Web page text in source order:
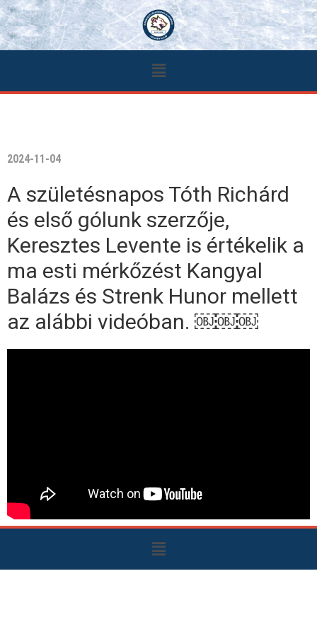
2024-11-04
A születésnapos Tóth Richárd
és első gólunk szerzője,
Keresztes Levente is értékelik a
ma esti mérkőzést Kangyal
Balázs és Strenk Hunor mellett
az alábbi videóban. ￼￼￼